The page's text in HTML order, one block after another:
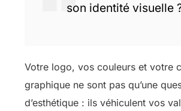
son identité visuelle
Votre logo, vos couleurs et votre
graphique ne sont pas qu’une
d’esthétique : ils véhiculent vos